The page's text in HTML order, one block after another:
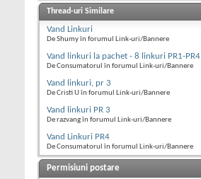
Thread-uri Similare
Vand Linkuri
De Shumy în forumul Link-uri/Bannere
Vand linkuri la pachet - 8 linkuri PR1-PR4
De Consumatorul în forumul Link-uri/Bannere
Vand linkuri, pr 3
De Cristi U în forumul Link-uri/Bannere
Vand linkuri PR 3
De razvang în forumul Link-uri/Bannere
Vand Linkuri PR4
De Consumatorul în forumul Link-uri/Bannere
Permisiuni postare